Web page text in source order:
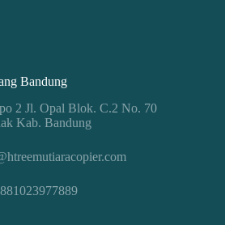
Bandung
2 Jl. Opal Blok. C.2 No. 70
Kab. Bandung